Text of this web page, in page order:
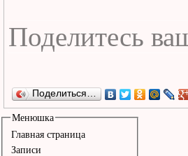
Поделиться…
Менюшка
Главная страница
Записи